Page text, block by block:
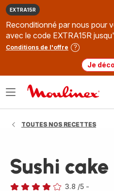
EXTRA15R
Reconditionné par nous pour
avec le code EXTRA15R
Conditions de l'offre
Je
Ouvrir
TOUTES NOS RECETTES
Sushi cake
3.8 /5 -